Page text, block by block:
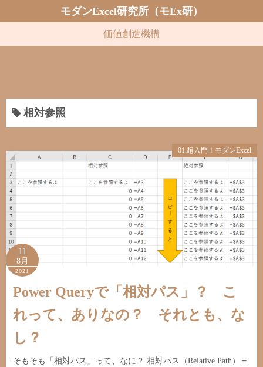
ン
ス
ッ
モダンExcel研究所（モEx研）
価値創造機構
相対参照
01.超入門！モダンExcel
11
8月
2021
Power Queryで「相対パス」？ こ
れって、ありなの？ それとも、な
し？
そもそも「相対パス」って、なに？ 相対パス（Relative Path）＝